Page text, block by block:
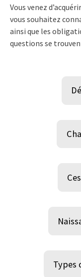
Vous venez
vous souhaitez
ainsi que les
questions se
Types